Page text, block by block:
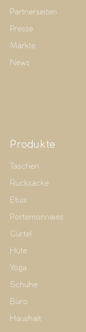
Partnerseiten
Presse
Märkte
News
Produkte
Taschen
Rucksäcke
Etuis
Portemonnaies
Gürtel
Hüte
Yoga
Schuhe
Büro
Haushalt